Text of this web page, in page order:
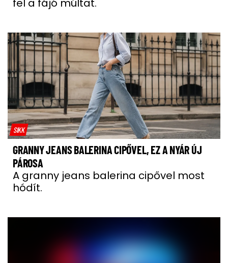
fel a fájó múltat.
SIKK
GRANNY JEANS BALERINA CIPŐVEL, EZ A NYÁR ÚJ
PÁROSA
A granny jeans balerina cipővel most
hódít.